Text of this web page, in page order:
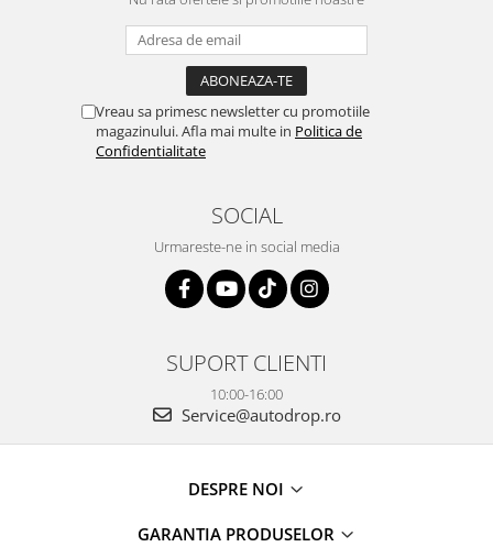
Vreau sa primesc newsletter cu promotiile
magazinului. Afla mai multe in Politica de
Confidentialitate
SOCIAL
Urmareste-ne in social media
SUPORT CLIENTI
10:00-16:00
Service@autodrop.ro
DESPRE NOI
GARANTIA PRODUSELOR